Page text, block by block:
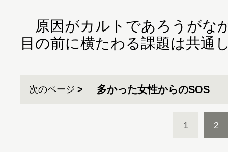
原因がカルトであろうがな
目の前に横たわる課題は共通
次のページ 多かった女性からのSOS
1 2